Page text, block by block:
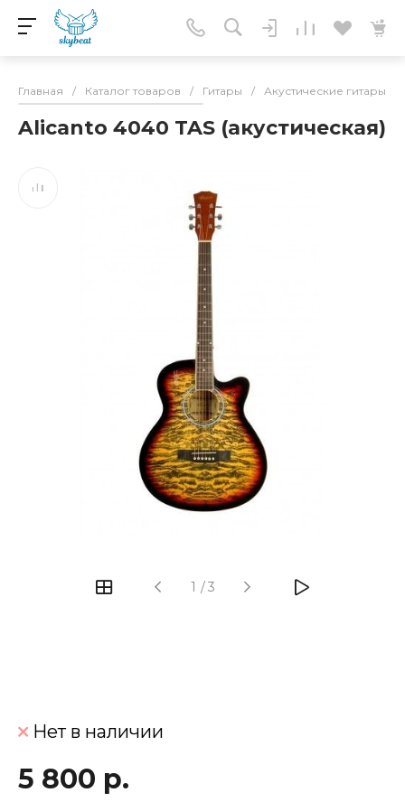
Главная / Каталог товаров / Гитары / Акустические гитары
Alicanto 4040 TAS (акустическая)
1 /3
Нет в наличии
5 800 р.